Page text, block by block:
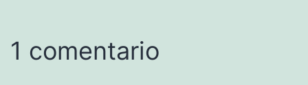
1 comentario